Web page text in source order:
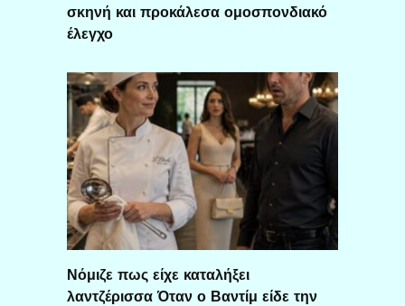
σκηνή και προκάλεσα ομοσπονδιακό
έλεγχο
Νόμιζε πως είχε καταλήξει
λαντζέρισσα Όταν ο Βαντίμ είδε την